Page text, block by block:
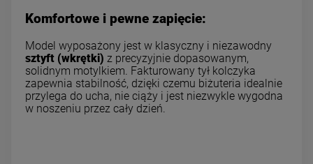
Komfortowe i pewne zapięcie:
Model wyposażony jest w klasyczny i niezawodny
sztyft (wkrętki) z precyzyjnie dopasowanym,
solidnym motylkiem. Fakturowany tył kolczyka
zapewnia stabilność, dzięki czemu biżuteria idealnie
przylega do ucha, nie ciąży i jest niezwykle wygodna
w noszeniu przez cały dzień.